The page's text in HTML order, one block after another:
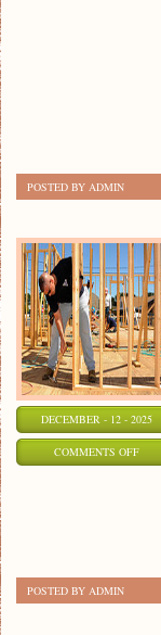
Z
POSTED BY ADMIN
DECEMBER - 12 - 2025
COMMENTS OFFON
POSTED BY ADMIN